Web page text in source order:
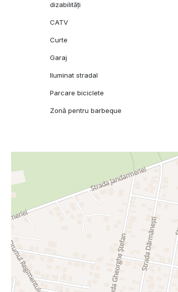
dizabilități
CATV
Curte
Garaj
Iluminat stradal
Parcare biciclete
Zonă pentru barbeque